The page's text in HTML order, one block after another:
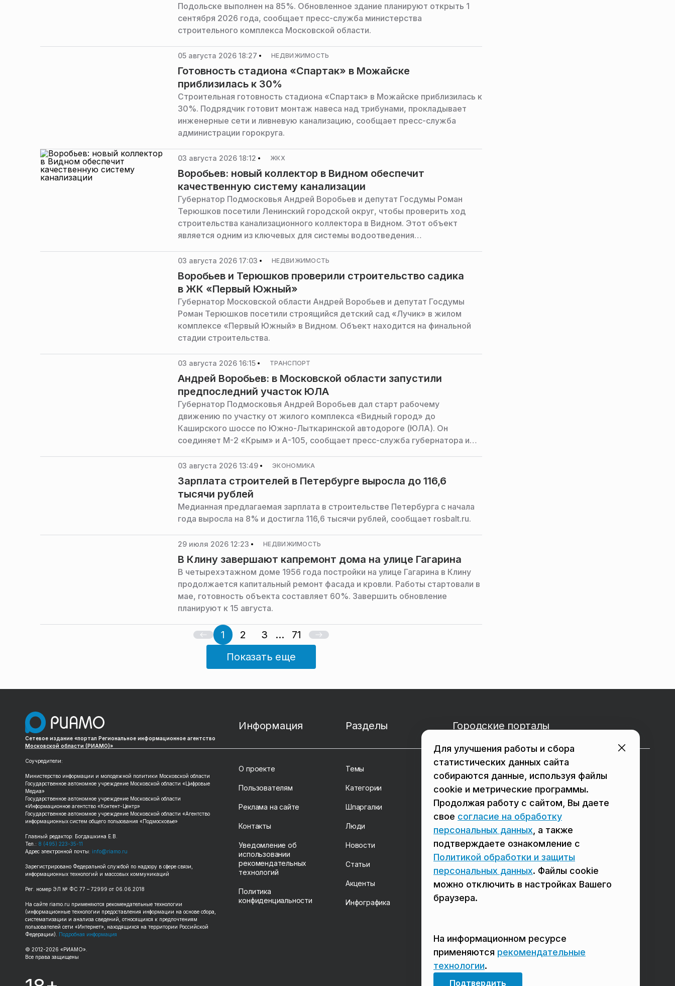
Подольске выполнен на 85%. Обновленное здание планируют открыть 1
сентября 2026 года, сообщает пресс-служба министерства
строительного комплекса Московской области.
05 августа 2026 18:27 НЕДВИЖИМОСТЬ
Готовность стадиона «Спартак» в Можайске
приблизилась к 30%
Строительная готовность стадиона «Спартак» в Можайске приблизилась к
30%. Подрядчик готовит монтаж навеса над трибунами, прокладывает
инженерные сети и ливневую канализацию, сообщает пресс-служба
администрации горокруга.
03 августа 2026 18:12 ЖКХ
Воробьев: новый коллектор в Видном обеспечит
качественную систему канализации
Губернатор Подмосковья Андрей Воробьев и депутат Госдумы Роман
Терюшков посетили Ленинский городской округ, чтобы проверить ход
строительства канализационного коллектора в Видном. Этот объект
является одним из ключевых для системы водоотведения
сети требуют кардинального обновления, сообщила пресс-служба
губернатора и правительства Московской области.
03 августа 2026 17:03 НЕДВИЖИМОСТЬ
Воробьев и Терюшков проверили строительство садика
в ЖК «Первый Южный»
Губернатор Московской области Андрей Воробьев и депутат Госдумы
Роман Терюшков посетили строящийся детский сад «Лучик» в жилом
комплексе «Первый Южный» в Видном. Объект находится на финальной
стадии строительства.
03 августа 2026 16:15 ТРАНСПОРТ
Андрей Воробьев: в Московской области запустили
предпоследний участок ЮЛА
Губернатор Подмосковья Андрей Воробьев дал старт рабочему
движению по участку от жилого комплекса «Видный город» до
Каширского шоссе по Южно-Лыткаринской автодороге (ЮЛА). Он
соединяет М-2 «Крым» и А-105, сообщает пресс-служба губернатора и
03 августа 2026 13:49 ЭКОНОМИКА
Зарплата строителей в Петербурге выросла до 116,6
тысячи рублей
Медианная предлагаемая зарплата в строительстве Петербурга с начала
года выросла на 8% и достигла 116,6 тысячи рублей, сообщает rosbalt.ru.
29 июля 2026 12:23 НЕДВИЖИМОСТЬ
В Клину завершают капремонт дома на улице Гагарина
В четырехэтажном доме 1956 года постройки на улице Гагарина в Клину
продолжается капитальный ремонт фасада и кровли. Работы стартовали в
мае, готовность объекта составляет 60%. Завершить обновление
планируют к 15 августа.
1 2 3 ...
71
Показать еще
Сетевое издание «портал Региональное информационное агентство
Московской области (РИАМО)»
Соучредители:
Министерство информации и молодежной политики Московской области
Государственное автономное учреждение Московской области «Цифровые
Медиа»
Государственное автономное учреждение Московской области
«Информационное агентство «Контент-Центр»
Государственное автономное учреждение Московской области «Агентство
информационных систем общего пользования «Подмосковье»
Главный редактор: Богдашкина Е.В.
Тел.: 8 (495) 223-35-11
Адрес электронной почты:info@riamo.ru
Зарегистрировано Федеральной службой по надзору в сфере связи,
информационных технологий и массовых коммуникаций
Рег. номер ЭЛ № ФС 77 – 72999 от 06.06.2018
На сайте riamo.ru применяются рекомендательные технологии
(информационные технологии предоставления информации на основе сбора,
систематизации и анализа сведений, относящихся к предпочтениям
пользователей сети «Интернет», находящихся на территории Российской
Федерации). Подробная информация
© 2012-2026 «РИАМО».
Все права защищены
Информация
О проекте
Пользователям
Реклама на сайте
Контакты
Уведомление об
использовании
рекомендательных
технологий
Политика
конфиденциальности
Разделы
Темы
Категории
Шпаргалки
Люди
Новости
Статьи
Акценты
Инфографика
Городские порталы
в Реутове в Балашихе
в Сергиевом Посаде в Люберцах
в Домодедово в Щёлково
Мы в соцсетях
Для улучшения работы и сбора
статистических данных сайта
собираются данные, используя файлы
cookie и метрические программы.
Продолжая работу с сайтом, Вы даете
свое согласие на обработку
персональных данных , а также
подтверждаете ознакомление с
Политикой обработки и защиты
персональных данных. Файлы cookie
можно отключить в настройках Вашего
браузера.
На информационном ресурсе
применяются рекомендательные
технологии.
Подтвердить